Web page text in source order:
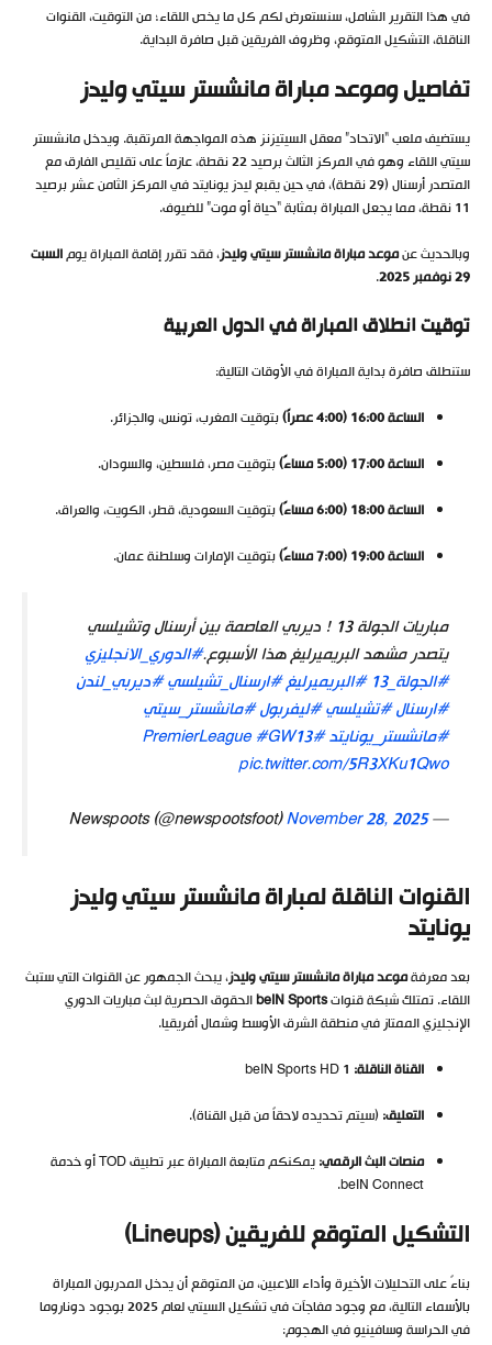
في هذا التقرير الشامل، سنستعرض لكم كل ما يخص اللقاء؛ من التوقيت، القنوات
الناقلة، التشكيل المتوقع، وظروف الفريقين قبل صافرة البداية.
تفاصيل وموعد مباراة مانشستر سيتي وليدز
يستضيف ملعب “الاتحاد” معقل السيتيزنز هذه المواجهة المرتقبة. ويدخل مانشستر
سيتي اللقاء وهو في المركز الثالث برصيد 22 نقطة، عازماً على تقليص الفارق مع
المتصدر أرسنال (29 نقطة)، في حين يقبع ليدز يونايتد في المركز الثامن عشر برصيد
11 نقطة، مما يجعل المباراة بمثابة “حياة أو موت” للضيوف.
وبالحديث عنموعد مباراة مانشستر سيتي وليدز، فقد تقرر إقامة المباراة يومالسبت
29 نوفمبر 2025
.
توقيت انطلاق المباراة في الدول العربية
ستنطلق صافرة بداية المباراة في الأوقات التالية:
الساعة 16:00 (4:00 عصراً)
بتوقيت المغرب، تونس، والجزائر.
الساعة 17:00 (5:00 مساءً)
بتوقيت مصر، فلسطين، والسودان.
الساعة 18:00 (6:00 مساءً)
بتوقيت السعودية، قطر، الكويت، والعراق.
الساعة 19:00 (7:00 مساءً)
بتوقيت الإمارات وسلطنة عمان.
مباريات الجولة 13 ! ديربي العاصمة بين أرسنال وتشيلسي
يتصدر مشهد البريميرليغ هذا الأسبوع.#الدوري_الانجليزي
#الجولة_13
#البريميرليغ#ارسنال_تشيلسي#ديربي_لندن
#ارسنال#تشيلسي#ليفربول#مانشستر_سيتي
#مانشستر_يونايتد#PremierLeague
#GW13
pic.twitter.com/5R3XKu1Qwo
— Newspoots (@newspootsfoot)
November 28, 2025
القنوات الناقلة لمباراة مانشستر سيتي وليدز
يونايتد
بعد معرفةموعد مباراة مانشستر سيتي وليدز، يبحث الجمهور عن القنوات التي ستبث
اللقاء. تمتلك شبكة قنواتbeIN Sportsالحقوق الحصرية لبث مباريات الدوري
الإنجليزي الممتاز في منطقة الشرق الأوسط وشمال أفريقيا.
القناة الناقلة:
التعليق: (سيتم تحديده لاحقاً من قبل القناة).
منصات البث الرقمي:
يمكنكم متابعة المباراة عبر تطبيق TOD أو خدمة
beIN Connect.
التشكيل المتوقع للفريقين (Lineups)
بناءً على التحليلات الأخيرة وأداء اللاعبين، من المتوقع أن يدخل المدربون المباراة
بالأسماء التالية، مع وجود مفاجآت في تشكيل السيتي لعام 2025 بوجود دوناروما
في الحراسة وسافينيو في الهجوم: